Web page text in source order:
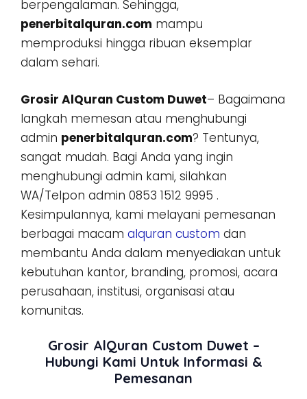
berpengalaman. Sehingga,
penerbitalquran.com mampu
memproduksi hingga ribuan eksemplar
dalam sehari.
Grosir AlQuran Custom Duwet– Bagaimana
langkah memesan atau menghubungi
admin penerbitalquran.com? Tentunya,
sangat mudah. Bagi Anda yang ingin
menghubungi admin kami, silahkan
WA/Telpon admin 0853 1512 9995 .
Kesimpulannya, kami melayani pemesanan
berbagai macam alquran custom dan
membantu Anda dalam menyediakan untuk
kebutuhan kantor, branding, promosi, acara
perusahaan, institusi, organisasi atau
komunitas.
Grosir AlQuran Custom Duwet –
Hubungi Kami Untuk Informasi &
Pemesanan